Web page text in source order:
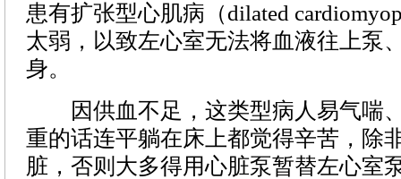
患有扩张型心肌病（dilated
太弱，以致左心室无法将血液往上泵
身。
因供血不足，这类型病人易气喘
重的话连平躺在床上都觉得辛苦，除
脏，否则大多得用心脏泵暂替左心室